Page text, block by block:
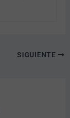
SIGUIENTE